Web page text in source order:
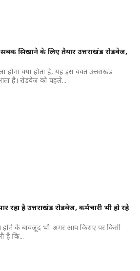
सबक सिखाने के लिए तैयार उत्तराखंड रोडवेज,
होना क्या होता है, यह इस वक्त उत्तराखंड
है। रोडवेज को पहले...
रहा है उत्तराखंड रोडवेज, कर्मचारी भी हो रहे
होने के बावजूद भी अगर आप किराए पर किसी
है कि...